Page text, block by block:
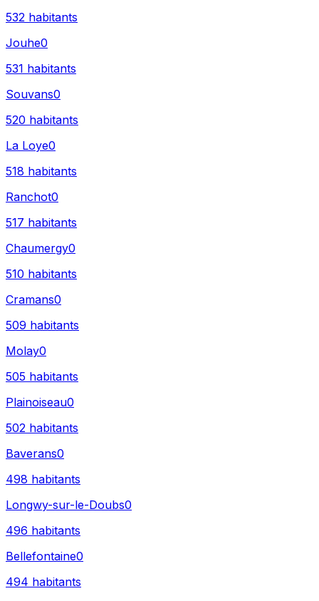
532 habitants
Jouhe0
531 habitants
Souvans0
520 habitants
La Loye0
518 habitants
Ranchot0
517 habitants
Chaumergy0
510 habitants
Cramans0
509 habitants
Molay0
505 habitants
Plainoiseau0
502 habitants
Baverans0
498 habitants
Longwy-sur-le-Doubs0
496 habitants
Bellefontaine0
494 habitants